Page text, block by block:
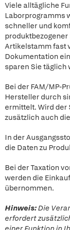
Viele alltägliche
Laborprogramms
schneller und
Artikelstamm fast
Dokumentation
sparen Sie täglich
Bei der FAM/MP-
Hersteller durch
ermittelt. Wird der
zusätzlich auch
In der
die Daten zu
Bei der Taxation
werden die
übernommen.
Hinweis:Die
erfordert